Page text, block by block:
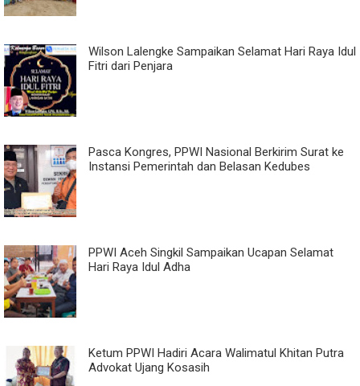
Wilson Lalengke Sampaikan Selamat Hari Raya Idul
Fitri dari Penjara
Pasca Kongres, PPWI Nasional Berkirim Surat ke
Instansi Pemerintah dan Belasan Kedubes
PPWI Aceh Singkil Sampaikan Ucapan Selamat
Hari Raya Idul Adha
Ketum PPWI Hadiri Acara Walimatul Khitan Putra
Advokat Ujang Kosasih